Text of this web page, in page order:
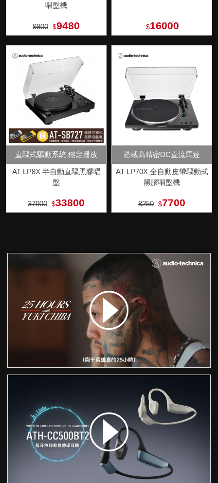
唱盤機
9900 $9480 $16000
直驅式驅動系統 穩定播放
AT-LP8X 半自動直驅黑膠唱
盤
37000 $33800
搭載高精密DC直流馬達
AT-LP70X 全自動皮帶驅動式
黑膠唱盤機
8250 $7700